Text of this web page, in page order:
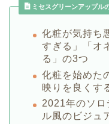
ミセスグリーンアップル
化粧が気持ち
すぎる」「オ
る」の3つ
化粧を始めた
映りを良くす
2021年のソロ
ル風のビジュ